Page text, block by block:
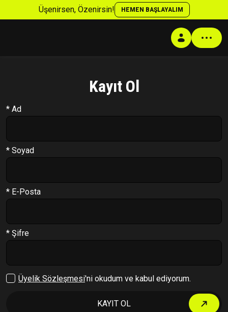
Üşenirsen, Özenirsin! HEMEN BAŞLAYALIM
Supplement Programı
Takip Sistemi
PT Formu
Kayıt Ol
* Ad
* Soyad
* E-Posta
* Şifre
Üyelik Sözleşmesi'ni okudum ve kabul ediyorum.
KAYIT OL